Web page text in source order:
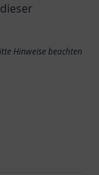
Hinweise beachten